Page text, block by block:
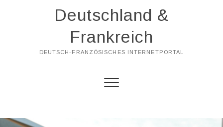
Deutschland &
Frankreich
DEUTSCH-FRANZÖSISCHES INTERNETPORTAL